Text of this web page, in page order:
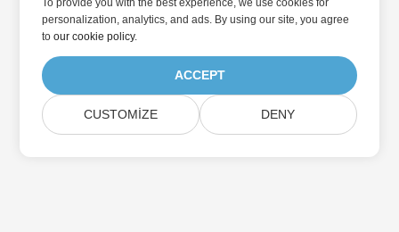
To provide you with the best experience, we use cookies for
personalization, analytics, and ads. By using our site, you agree
toour cookie policy.
ACCEPT
CUSTOMIZE DENY